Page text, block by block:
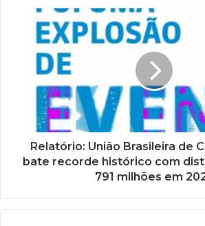
Relatório: União Brasileira de
bate recorde histórico com
791 milhões em